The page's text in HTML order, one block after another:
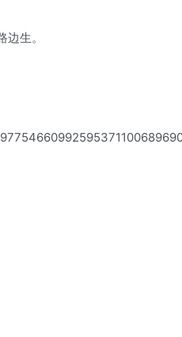
生。